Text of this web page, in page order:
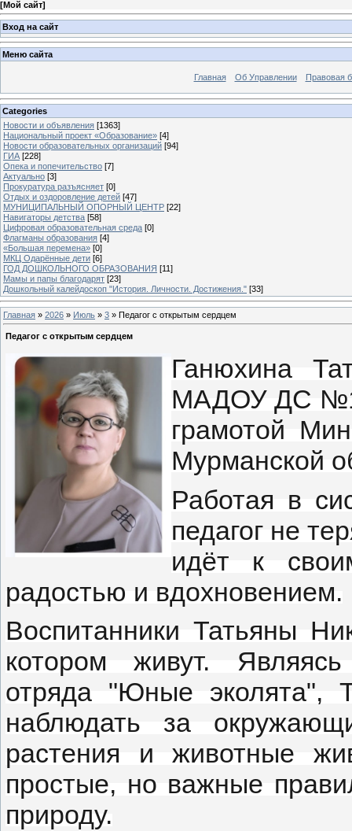
[Мой сайт]
Вход на сайт
Меню сайта
Главная Об Управлении Правовая
Categories
Новости и объявления [1363]
Национальный проект «Образование» [4]
Новости образовательных организаций [94]
ГИА [228]
Опека и попечительство [7]
Актуально [3]
Прокуратура разъясняет [0]
Отдых и оздоровление детей [47]
МУНИЦИПАЛЬНЫЙ ОПОРНЫЙ ЦЕНТР [22]
Навигаторы детства [58]
Цифровая образовательная среда [0]
Флагманы образования [4]
«Большая перемена» [0]
МКЦ Одарённые дети [6]
ГОД ДОШКОЛЬНОГО ОБРАЗОВАНИЯ [11]
Мамы и папы благодарят [23]
Дошкольный калейдоскоп "История. Личности. Достижения." [33]
Главная » 2026 » Июль » 3 » Педагог с открытым сердцем
Педагог с открытым сердцем
Ганюхина
МАДОУ ДС №1
грамотой
Мурманской
Работая в
педагог не
идёт к
радостью и вдохновением.
Воспитанники Татьяны
котором живут. Являясь
отряда "Юные эколята",
наблюдать за
растения и животные
простые, но важные
природу.